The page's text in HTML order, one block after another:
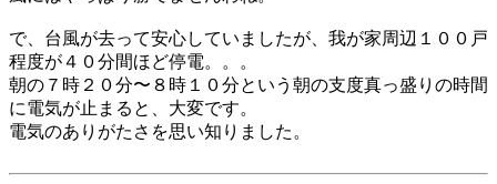
で、台風が去って安心していましたが、我が家周辺１００戸
程度が４０分間ほど停電。。。
朝の７時２０分〜８時１０分という朝の支度真っ盛りの時間
に電気が止まると、大変です。
電気のありがたさを思い知りました。